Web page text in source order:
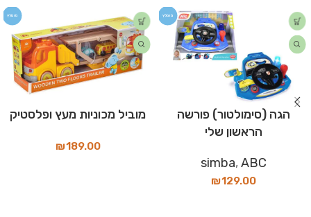
מומלץ
הגה (סימולטור) פורשה
הראשון שלי
simba,ABC
₪129.00
מומלץ
מוביל מכוניות מעץ ופלסטיק
₪189.00